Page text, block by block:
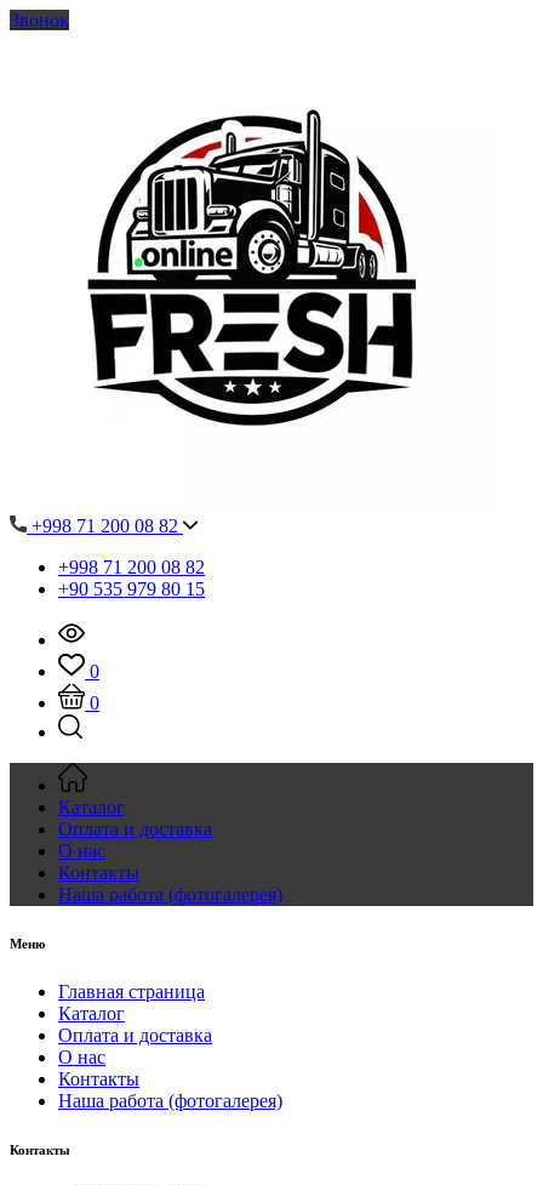
Звонок
+998 71 200 08 82
+998 71 200 08 82
+90 535 979 80 15
0
0
Каталог
Оплата и доставка
О нас
Контакты
Наша работа (фотогалерея)
Меню
Главная страница
Каталог
Оплата и доставка
О нас
Контакты
Наша работа (фотогалерея)
Контакты